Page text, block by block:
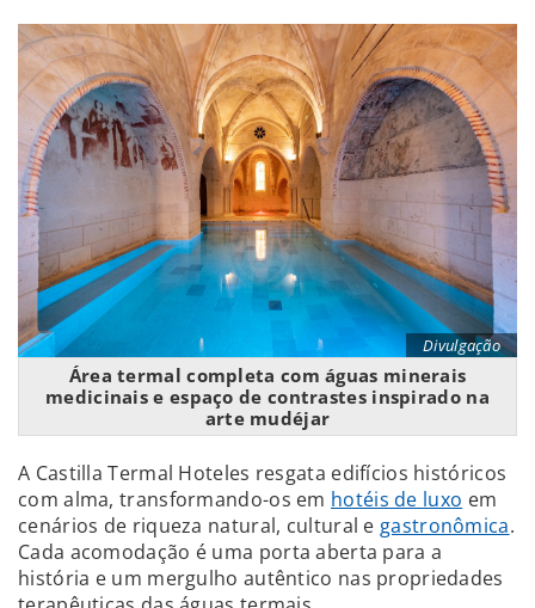
Divulgação
Área termal completa com águas minerais
medicinais e espaço de contrastes inspirado na
arte mudéjar
A Castilla Termal Hoteles resgata edifícios históricos
com alma, transformando-os em hotéis de luxo em
cenários de riqueza natural, cultural e gastronômica.
Cada acomodação é uma porta aberta para a
história e um mergulho autêntico nas propriedades